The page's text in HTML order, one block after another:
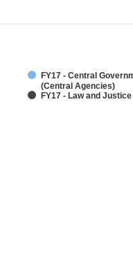
FY17 - Central
(Central Agencies)
FY17 - Law and Justice